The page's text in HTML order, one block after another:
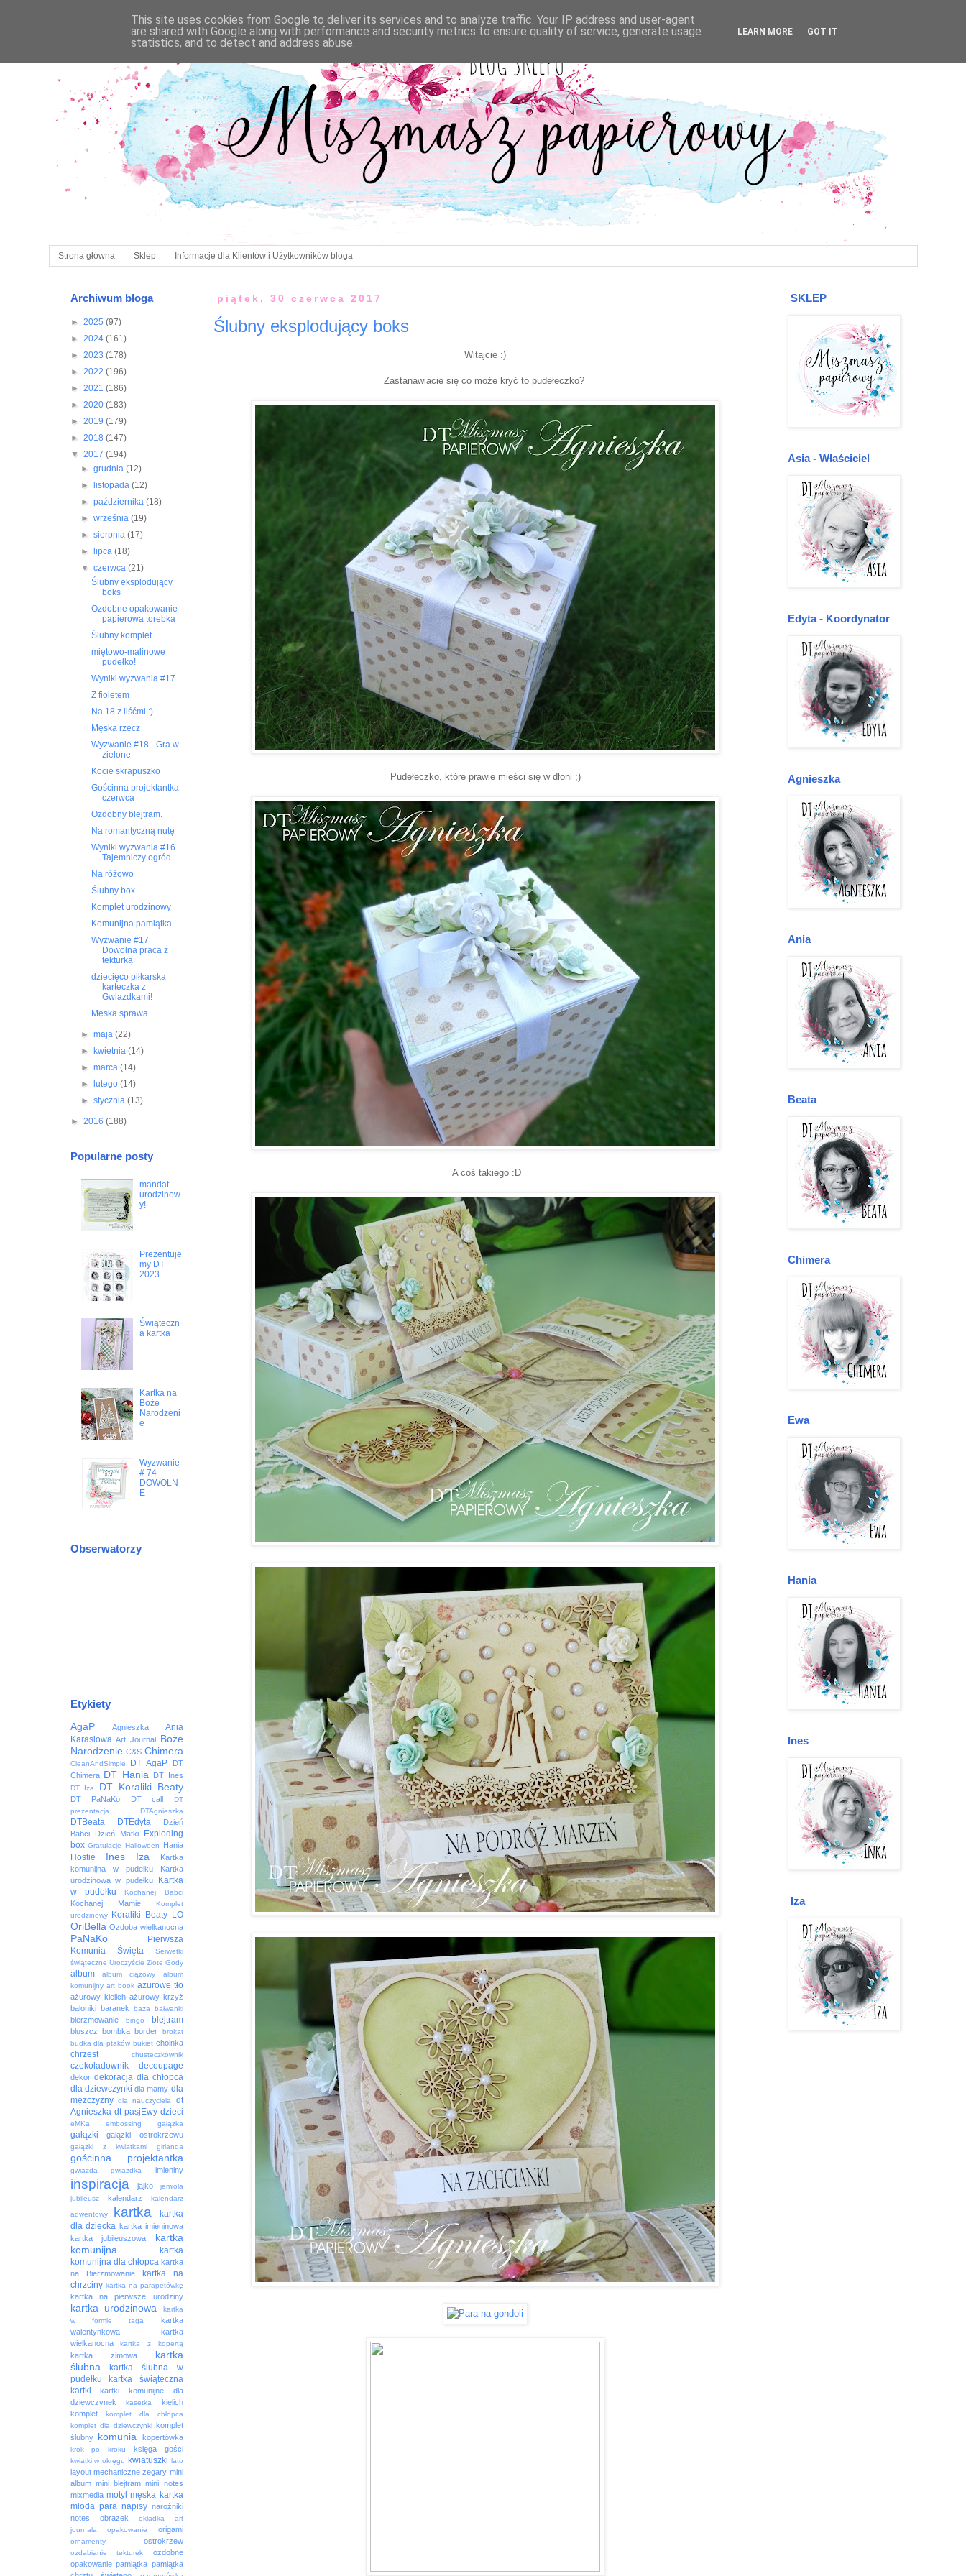
Strona główna Sklep Informacje dla Klientów i Użytkowników bloga
piątek, 30 czerwca 2017
Ślubny eksplodujący boks
Witajcie :)
Zastanawiacie się co może kryć to pudełeczko?
Pudełeczko, które prawie mieści się w dłoni ;)
A coś takiego :D
Archiwum bloga
► 2025 (97)
► 2024 (161)
► 2023 (178)
► 2022 (196)
► 2021 (186)
► 2020 (183)
► 2019 (179)
► 2018 (147)
▼ 2017 (194)
► grudnia (12)
►
listopada (12)
► października (18)
► września (19)
► sierpnia (17)
►
lipca (18)
▼ czerwca (21)
Ślubny eksplodujący
boks
Ozdobne opakowanie -
papierowa torebka
Ślubny komplet
miętowo-malinowe
pudełko!
Wyniki wyzwania #17
Z fioletem
Na 18 z liśćmi :)
Męska rzecz
Wyzwanie #18 - Gra w
zielone
Kocie skrapuszko
Gościnna projektantka
czerwca
Ozdobny blejtram.
Na romantyczną nutę
Wyniki wyzwania #16
Tajemniczy ogród
Na różowo
Ślubny box
Komplet urodzinowy
Komunijna pamiątka
Wyzwanie #17
Dowolna praca z
tekturką
dziecięco piłkarska
karteczka z
Gwiazdkami!
Męska sprawa
► maja (22)
►
kwietnia (14)
► marca (14)
►
lutego (14)
► stycznia (13)
► 2016 (188)
Popularne posty
mandat
urodzinow
y!
Prezentuje
my DT
2023
Świąteczn
a kartka
Kartka na
Boże
Narodzeni
e
Wyzwanie
# 74
DOWOLN
E
Obserwatorzy
Etykiety
AgaP Agnieszka
Ania
Karasiowa Art Journal
Boże
Narodzenie C&S Chimera
CleanAndSimple DT AgaP
DT
Chimera DT Hania DT Ines
DT Iza DT Koraliki Beaty
DT PaNaKo DT call
DT
prezentacja
DTAgnieszka
DTBeata DTEdyta
Dzień
Babci
Dzień Matki
Exploding
box Gratulacje Halloween Hania
Hostie Ines Iza
Kartka
komunijna w pudełku
Kartka
urodzinowa w pudełku
Kartka
w pudełku
Kochanej Babci
Kochanej Mamie
Komplet
urodzinowy
Koraliki Beaty LO
OriBella Ozdoba wielkanocna
PaNaKo
Pierwsza
Komunia Święta
Serwetki
świąteczne Uroczyście Złote Gody
album album ciążowy
album
komunijny art book ażurowe tło
ażurowy kielich ażurowy krzyż
baloniki
baranek baza bałwanki
bierzmowanie bingo blejtram
bluszcz bombka border
brokat
budka dla ptaków bukiet choinka
chrzest chusteczkownik
czekoladownik decoupage
dekor dekoracja dla chłopca
dla dziewczynki dla mamy dla
mężczyzny dla nauczyciela
dt
Agnieszka dt pasjEwy dzieci
eMKa embossing gałązka
gałązki gałązki ostrokrzewu
gałązki z kwiatkami girlanda
gościnna projektantka
gwiazda gwiazdka imieniny
inspiracja jajko
jemioła
jubileusz
kalendarz
kalendarz
adwentowy
kartka
kartka
dla dziecka kartka imieninowa
kartka jubileuszowa
kartka
komunijna
kartka
komunijna dla chłopca kartka
na Bierzmowanie
kartka na
chrzciny kartka na parapetówkę
kartka na pierwsze urodziny
kartka urodzinowa
kartka
w formie taga
kartka
walentynkowa
kartka
wielkanocna
kartka z kopertą
kartka zimowa
kartka
ślubna
kartka ślubna w
pudełku
kartka świąteczna
kartki
kartki komunijne dla
dziewczynek
kasetka
kielich
komplet
komplet dla chłopca
komplet dla dziewczynki komplet
ślubny
komunia kopertówka
krok po kroku księga gości
kwiatki w okręgu kwiatuszki lato
layout mechaniczne zegary mini
album mini blejtram mini notes
mixmedia motyl męska kartka
młoda para napisy narożniki
notes
obrazek
okładka art
journala
opakowanie origami
ornamenty ostrokrzew
ozdabianie tekturek
ozdobne
opakowanie pamiątka pamiątka
SKLEP
Asia - Właściciel
Edyta - Koordynator
Agnieszka
Ania
Beata
Chimera
Ewa
Hania
Ines
Iza
This site uses cookies from Google to deliver its services and to analyze traffic. Your IP address and user-agent
are shared with Google along with performance and security metrics to ensure quality of service, generate usage
statistics, and to detect and address abuse.
LEARN MORE GOT IT